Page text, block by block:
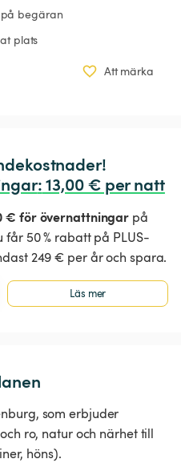
begäran
plats
Att märka
: 13,00 € per natt
€ för övernattningar på
50 % rabatt på PLUS-
249 € per år och spara.
Läs mer
som erbjuder
ro, natur och närhet till
höns).